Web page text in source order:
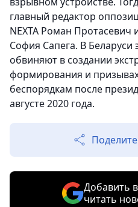
главный редактор
NEXTA Роман Протасевич
София Сапега. В Беларуси
обвиняют в создании
формирования и
беспорядкам после
августе 2020 года.
Добавить
читать